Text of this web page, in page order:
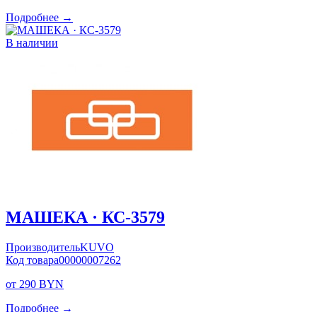
Подробнее →
В наличии
МАШЕКА · КС-3579
ПроизводительKUVO
Код товара00000007262
от 290 BYN
Подробнее →